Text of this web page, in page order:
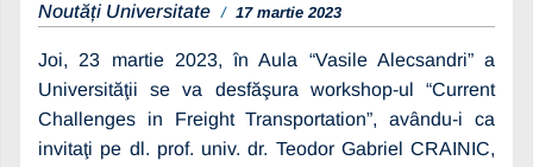
Noutăți Universitate
17 martie 2023
Joi, 23 martie 2023, în Aula “Vasile Alecsandri” a
Universităţii se va desfăşura workshop-ul “Current
Challenges in Freight Transportation”, avându-i ca
invitaţi pe dl. prof. univ. dr. Teodor Gabriel CRAINIC,